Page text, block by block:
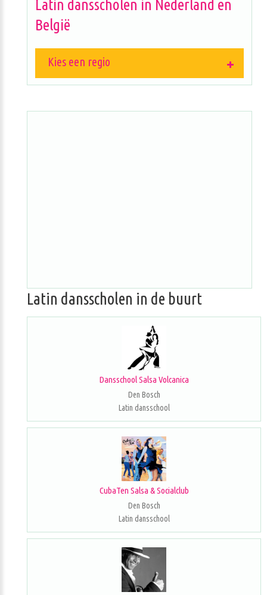
Latin dansscholen in Nederland en
België
Kies een regio
Latin dansscholen in de buurt
Dansschool Salsa Volcanica
Den Bosch
Latin dansschool
CubaTen Salsa & Socialclub
Den Bosch
Latin dansschool